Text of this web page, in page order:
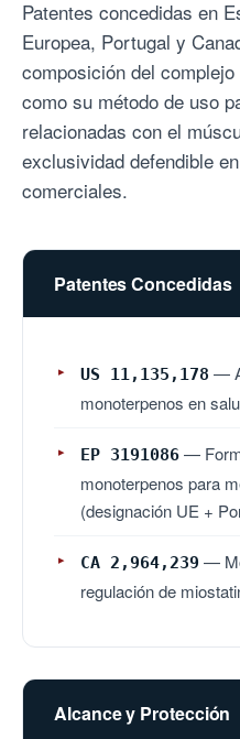
Patentes concedidas en
Europea, Portugal y
composición del
como su método de uso
relacionadas con el
exclusividad defendible
comerciales.
Patentes Concedidas
US 11,135,178 —
monoterpenos en
EP 3191086 —
monoterpenos para
(designación UE +
CA 2,964,239 —
regulación de
Alcance y Protección